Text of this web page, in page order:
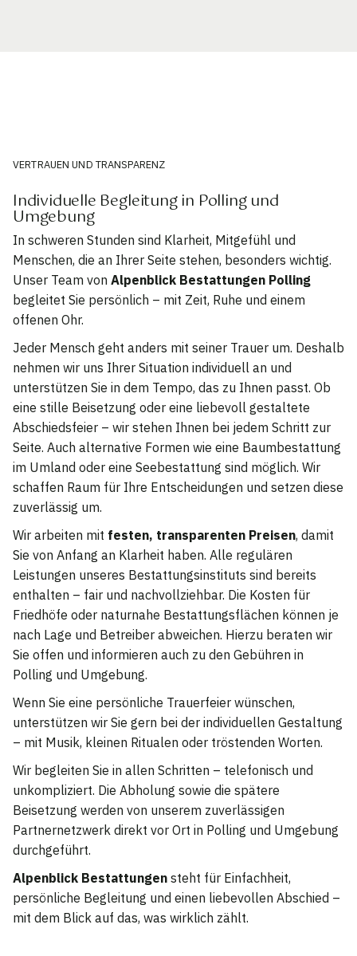
VERTRAUEN UND TRANSPARENZ
Individuelle Begleitung in Polling und
Umgebung
In schweren Stunden sind Klarheit, Mitgefühl und
Menschen, die an Ihrer Seite stehen, besonders wichtig.
Unser Team von Alpenblick Bestattungen Polling
begleitet Sie persönlich – mit Zeit, Ruhe und einem
offenen Ohr.
Jeder Mensch geht anders mit seiner Trauer um. Deshalb
nehmen wir uns Ihrer Situation individuell an und
unterstützen Sie in dem Tempo, das zu Ihnen passt. Ob
eine stille Beisetzung oder eine liebevoll gestaltete
Abschiedsfeier – wir stehen Ihnen bei jedem Schritt zur
Seite. Auch alternative Formen wie eine Baumbestattung
im Umland oder eine Seebestattung sind möglich. Wir
schaffen Raum für Ihre Entscheidungen und setzen diese
zuverlässig um.
Wir arbeiten mit festen, transparenten Preisen, damit
Sie von Anfang an Klarheit haben. Alle regulären
Leistungen unseres Bestattungsinstituts sind bereits
enthalten – fair und nachvollziehbar. Die Kosten für
Friedhöfe oder naturnahe Bestattungsflächen können je
nach Lage und Betreiber abweichen. Hierzu beraten wir
Sie offen und informieren auch zu den Gebühren in
Polling und Umgebung.
Wenn Sie eine persönliche Trauerfeier wünschen,
unterstützen wir Sie gern bei der individuellen Gestaltung
– mit Musik, kleinen Ritualen oder tröstenden Worten.
Wir begleiten Sie in allen Schritten – telefonisch und
unkompliziert. Die Abholung sowie die spätere
Beisetzung werden von unserem zuverlässigen
Partnernetzwerk direkt vor Ort in Polling und Umgebung
durchgeführt.
Alpenblick Bestattungen steht für Einfachheit,
persönliche Begleitung und einen liebevollen Abschied –
mit dem Blick auf das, was wirklich zählt.